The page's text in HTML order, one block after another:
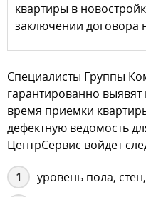
квартиры в
заключении договора
Специалисты Группы
гарантированно
время приемки
дефектную ведомость
ЦентрСервис войдет
уровень пола,